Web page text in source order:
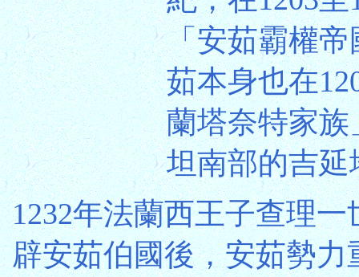
「安茹霸權
茹本身也在
蘭塔奈特家
坦南部的吉延
1232年法蘭西王子查理
辟安茹伯國後，安茹勢